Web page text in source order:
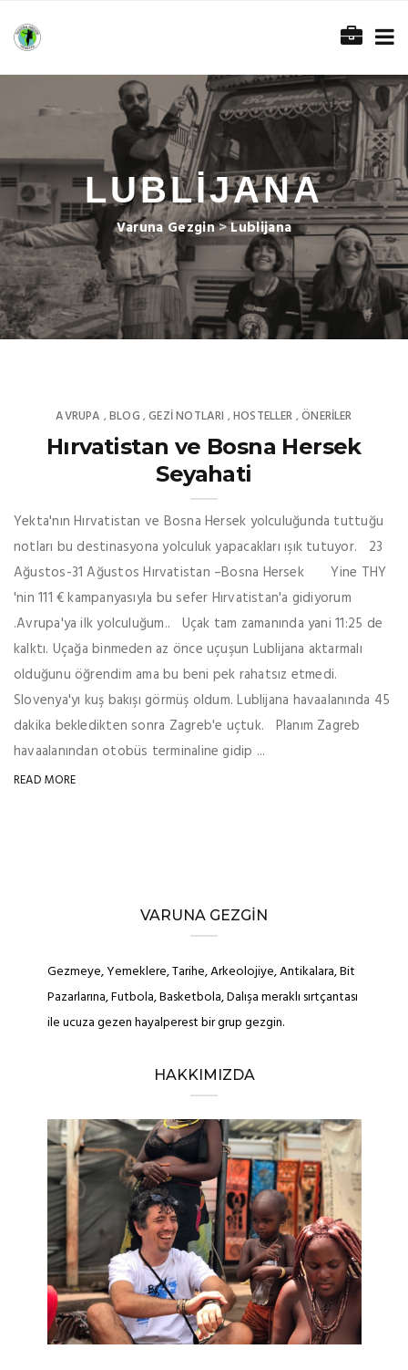
LUBLIJANA
Varuna Gezgin>Lublijana
AVRUPA ,BLOG ,GEZI NOTLARI ,HOSTELLER ,ÖNERILER
Hırvatistan ve Bosna Hersek
Seyahati
Yekta'nın Hırvatistan ve Bosna Hersek yolculuğunda tuttuğu
notları bu destinasyona yolculuk yapacakları ışık tutuyor. 23
Ağustos-31 Ağustos Hırvatistan –Bosna Hersek Yine THY
'nin 111 € kampanyasıyla bu sefer Hırvatistan'a gidiyorum
.Avrupa'ya ilk yolculuğum.. Uçak tam zamanında yani 11:25 de
kalktı. Uçağa binmeden az önce uçuşun Lublijana aktarmalı
olduğunu öğrendim ama bu beni pek rahatsız etmedi.
Slovenya'yı kuş bakışı görmüş oldum. Lublijana havaalanında 45
dakika bekledikten sonra Zagreb'e uçtuk. Planım Zagreb
havaalanından otobüs terminaline gidip ...
READ MORE
VARUNA GEZGIN
Gezmeye, Yemeklere, Tarihe, Arkeolojiye, Antikalara, Bit
Pazarlarına, Futbola, Basketbola, Dalışa meraklı sırtçantası
ile ucuza gezen hayalperest bir grup gezgin.
HAKKIMIZDA